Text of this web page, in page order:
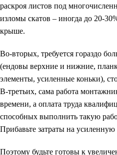
раскроя листов под
изломы скатов – иногда до 20-
крыше.
Во-вторых, требуется гораздо
(ендовы верхние и нижние,
элементы, усиленные коньки),
В-третьих, сама работа
времени, а оплата труда
способных выполнить такую
Прибавьте затраты на
Поэтому будьте готовы к